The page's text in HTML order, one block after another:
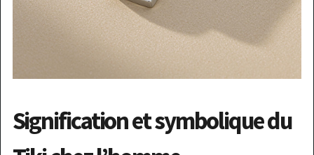
Signification et symbolique du